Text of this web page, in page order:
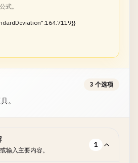
式。
。
3 个选项
输入主要内容。
1